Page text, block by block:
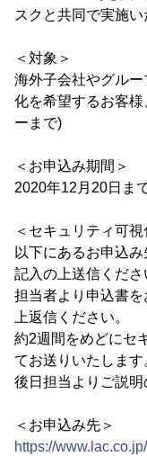
スクと共同で実施い
＜対象＞
海外子会社やグル
化を希望するお客
ーまで)
＜お申込み期間＞
2020年12月20日ま
＜セキュリティ可
以下にあるお申込
記入の上送信くださ
担当者より申込書
上返信ください。
約2週間をめどにセ
てお送りいたします
後日担当よりご説明
＜お申込み先＞
https://